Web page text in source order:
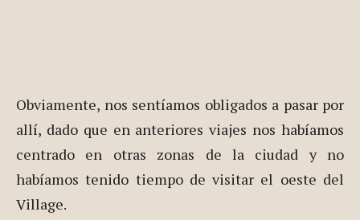
Obviamente, nos sentíamos obligados a pasar por
allí, dado que en anteriores viajes nos habíamos